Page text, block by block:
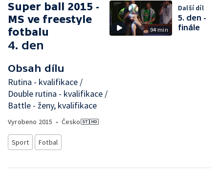
Super ball 2015 -
MS ve freestyle
fotbalu
4. den
Obsah dílu
Rutina - kvalifikace /
Double rutina - kvalifikace /
Battle - ženy, kvalifikace
Vyrobeno 2015 • Česko
Sport Fotbal
94 min
Další díl
5. den -
finále